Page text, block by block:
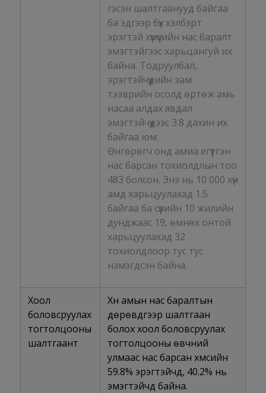
гэсэн шалтгаанууд байгаа
ба эдгээр бүх хэлбэрт
эрэгтэй хүмүүсийн нас баралт
эмэгтэйгээс харьцангуй их
байна. Тодруулбал,
эрэгтэйчүүдийн зам
тээврийн осолд өртөж амь
насаа алдах явдал
эмэгтэйчүүдээс 3.8 дахин их
байгаа юм.
Өнгөрөгч онд амиа егүүтгэн
нас барсан тохиолдлын тоо
483 болсон. Энэ нь 10 000 хүн
амд харьцуулахад 1.5
байгаа ба сүүлийн 10 жилийн
дунджаас 19, өмнөх онтой
харьцуулахад 32
тохиолдлоор тус тус
нэмэгдсэн байна.
Хоол
боловсруулах
тогтолцооны
шалтгаант
Хүн амын нас баралтын
дөрөвдүгээр шалтгаан
болох хоол боловсруулах
тогтолцооны өвчний
улмаас нас барсан хүмүүсийн
59.8% эрэгтэйчүүд, 40.2% нь
эмэгтэйчүүд байна.